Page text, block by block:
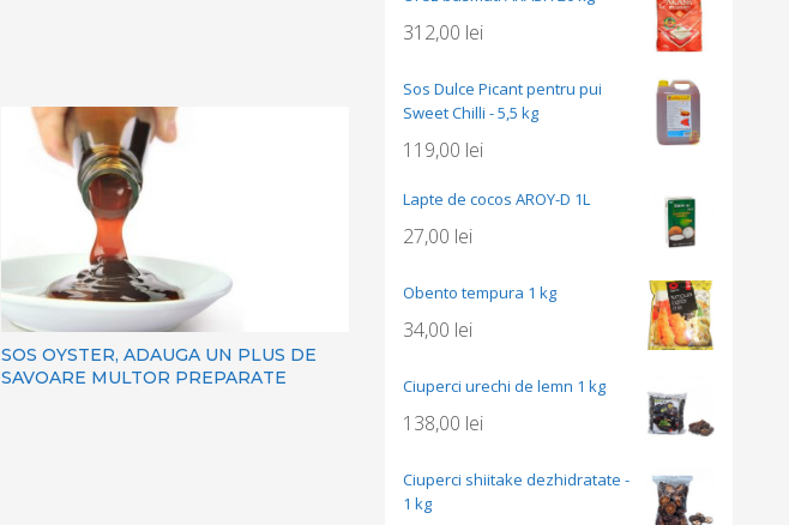
SOS OYSTER, ADAUGA UN PLUS DE
SAVOARE MULTOR PREPARATE
312,00 lei
Sos Dulce Picant pentru pui
Sweet Chilli - 5,5 kg
119,00 lei
Lapte de cocos AROY-D 1L
27,00 lei
Obento tempura 1 kg
34,00 lei
Ciuperci urechi de lemn 1 kg
138,00 lei
Ciuperci shiitake dezhidratate -
1 kg